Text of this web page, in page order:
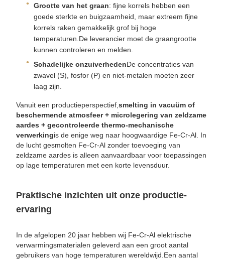
Grootte van het graan: fijne korrels hebben een
goede sterkte en buigzaamheid, maar extreem fijne
korrels raken gemakkelijk grof bij hoge
temperaturen.De leverancier moet de graangrootte
kunnen controleren en melden.
Schadelijke onzuiverhedenDe concentraties van
zwavel (S), fosfor (P) en niet-metalen moeten zeer
laag zijn.
Vanuit een productieperspectief, smelting in vacuüm of
beschermende atmosfeer + microlegering van zeldzame
aardes + gecontroleerde thermo-mechanische
verwerkingis de enige weg naar hoogwaardige Fe-Cr-Al. In
de lucht gesmolten Fe-Cr-Al zonder toevoeging van
zeldzame aardes is alleen aanvaardbaar voor toepassingen
op lage temperaturen met een korte levensduur.
Praktische inzichten uit onze productie-
ervaring
In de afgelopen 20 jaar hebben wij Fe-Cr-Al elektrische
verwarmingsmaterialen geleverd aan een groot aantal
gebruikers van hoge temperaturen wereldwijd.Een aantal